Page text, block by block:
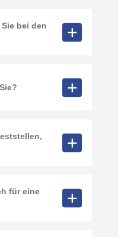
bei den
für eine